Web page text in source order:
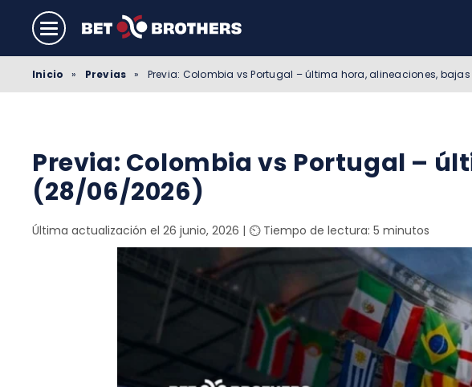
Inicio » Previas » Previa: Colombia vs Portugal – última hora, alineaciones,
Previa: Colombia vs Portugal –
(28/06/2026)
Última actualización el 26 junio, 2026 | ⏲️ Tiempo de lectura: 5 minutos